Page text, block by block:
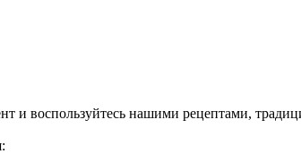
и воспользуйтесь нашими рецептами,